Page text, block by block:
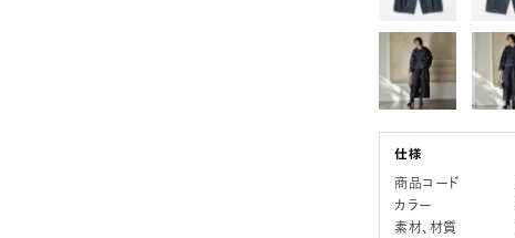
商品コード
カラー
素材、材質